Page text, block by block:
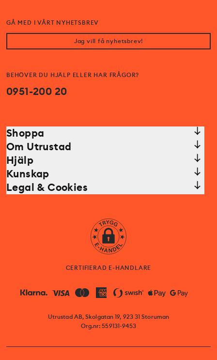
BEHÖVER DU HJÄLP ELLER HAR FRÅGOR?
0951-200 20
GÅ MED I VÅRT NYHETSBREV
Jag vill få nyhetsbrev!
Shoppa
Om Utrustad
Hjälp
Kunskap
Legal & Cookies
CERTIFIERAD E-HANDLARE
Utrustad AB, Skolgatan 19, 923 31 Storuman
Org.nr: 559131-9453